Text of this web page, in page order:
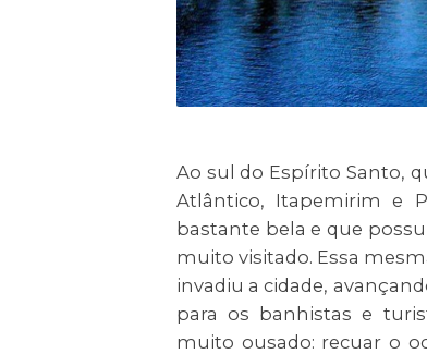
Ao sul do Espírito Santo,
Atlântico, Itapemirim e
bastante bela e que
muito visitado. Essa
invadiu a cidade,
para os banhistas e
muito ousado: recuar o